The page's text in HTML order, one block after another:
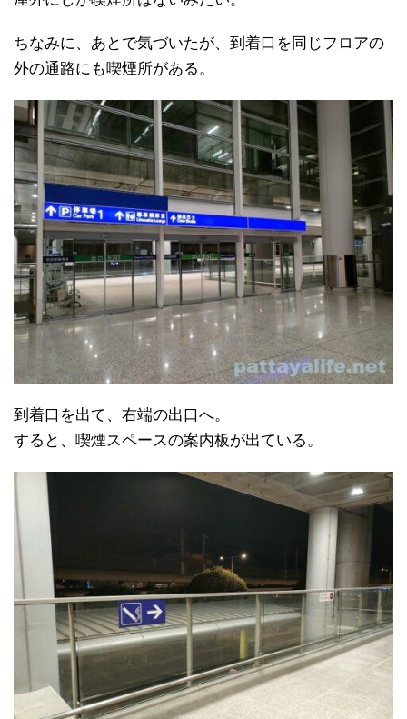
ちなみに、あとで気づいたが、到着口を同じフロアの
外の通路にも喫煙所がある。
到着口を出て、右端の出口へ。
すると、喫煙スペースの案内板が出ている。